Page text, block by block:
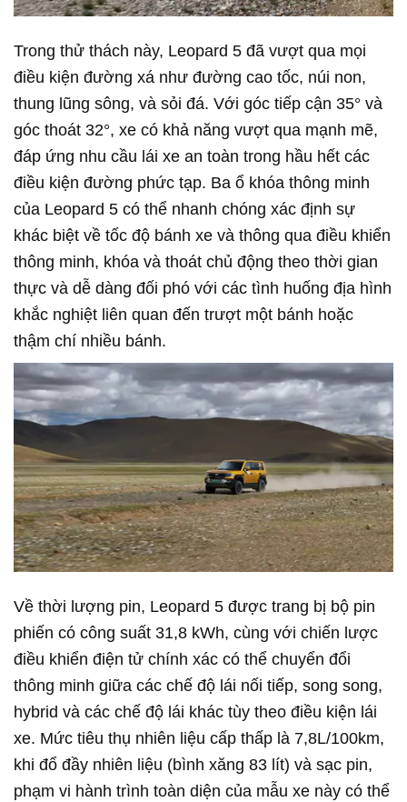
Trong thử thách này, Leopard 5 đã vượt qua mọi
điều kiện đường xá như đường cao tốc, núi non,
thung lũng sông, và sỏi đá. Với góc tiếp cận 35° và
góc thoát 32°, xe có khả năng vượt qua mạnh mẽ,
đáp ứng nhu cầu lái xe an toàn trong hầu hết các
điều kiện đường phức tạp. Ba ổ khóa thông minh
của Leopard 5 có thể nhanh chóng xác định sự
khác biệt về tốc độ bánh xe và thông qua điều khiển
thông minh, khóa và thoát chủ động theo thời gian
thực và dễ dàng đối phó với các tình huống địa hình
khắc nghiệt liên quan đến trượt một bánh hoặc
thậm chí nhiều bánh.
Về thời lượng pin, Leopard 5 được trang bị bộ pin
phiến có công suất 31,8 kWh, cùng với chiến lược
điều khiển điện tử chính xác có thể chuyển đổi
thông minh giữa các chế độ lái nối tiếp, song song,
hybrid và các chế độ lái khác tùy theo điều kiện lái
xe. Mức tiêu thụ nhiên liệu cấp thấp là 7,8L/100km,
khi đổ đầy nhiên liệu (bình xăng 83 lít) và sạc pin,
phạm vi hành trình toàn diện của mẫu xe này có thể